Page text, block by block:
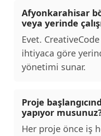
Afyonkarahisar
veya yerinde
Evet.
ihtiyaca göre
yönetimi sunar.
Proje
yapıyor
Her proje önce iş